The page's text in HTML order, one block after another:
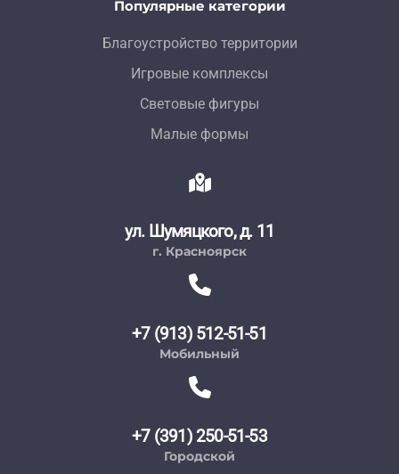
Популярные категории
Благоустройство территории
Игровые комплексы
Световые фигуры
Малые формы
ул. Шумяцкого, д. 11
г. Красноярск
+7 (913) 512-51-51
Мобильный
+7 (391) 250-51-53
Городской